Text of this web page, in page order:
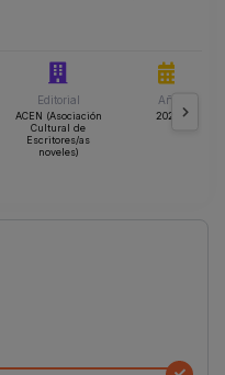
heroínas que la sociedad
novela les da voz y un lugar
Editorial
ACEN (Asociación
Cultural de
Escritores/as
noveles)
Año
2023